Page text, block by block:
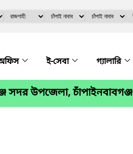
ই-সেবা গ্যালারি
সদর উপজেলা, চাঁপাইনবাবগঞ্জ